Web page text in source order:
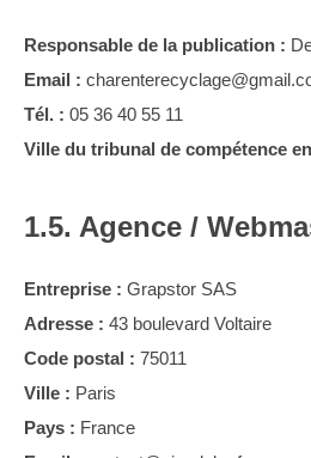
Responsable de la publication :
Email :
Tél. : 05 36 40 55 11
Ville du tribunal de compétence
1.5. Agence /
Entreprise : Grapstor SAS
Adresse : 43 boulevard Voltaire
Code postal : 75011
Ville : Paris
Pays : France